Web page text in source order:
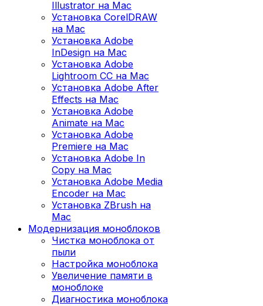
Illustrator на Mac
Установка CorelDRAW
на Mac
Установка Adobe
InDesign на Mac
Установка Adobe
Lightroom CC на Mac
Установка Adobe After
Effects на Mac
Установка Adobe
Animate на Mac
Установка Adobe
Premiere на Mac
Установка Adobe In
Copy на Mac
Установка Adobe Media
Encoder на Mac
Установка ZBrush на
Mac
Модернизация моноблоков
Чистка моноблока от
пыли
Настройка моноблока
Увеличение памяти в
моноблоке
Диагностика моноблока